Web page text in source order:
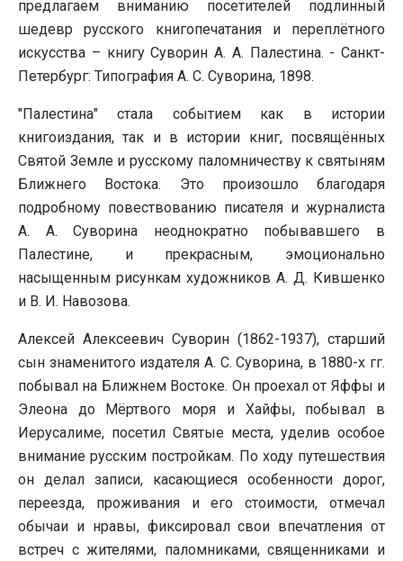
предлагаем вниманию посетителей подлинный
шедевр русского книгопечатания и переплётного
искусства – книгу Суворин А. А. Палестина. - Санкт-
Петербург: Типография А. С. Суворина, 1898.
"Палестина" стала событием как в истории
книгоиздания, так и в истории книг, посвящённых
Святой Земле и русскому паломничеству к святыням
Ближнего Востока. Это произошло благодаря
подробному повествованию писателя и журналиста
А. А. Суворина неоднократно побывавшего в
Палестине, и прекрасным, эмоционально
насыщенным рисункам художников А. Д. Кившенко
и В. И. Навозова.
Алексей Алексеевич Суворин (1862-1937), старший
сын знаменитого издателя А. С. Суворина, в 1880-х гг.
побывал на Ближнем Востоке. Он проехал от Яффы и
Элеона до Мёртвого моря и Хайфы, побывал в
Иерусалиме, посетил Святые места, уделив особое
внимание русским постройкам. По ходу путешествия
он делал записи, касающиеся особенности дорог,
переезда, проживания и его стоимости, отмечал
обычаи и нравы, фиксировал свои впечатления от
встреч с жителями, паломниками, священниками и